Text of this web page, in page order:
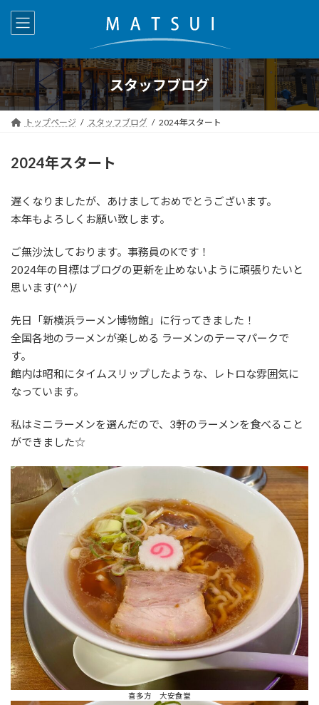
ツ
へ
ス
キ
シ
ョ
ン
に
スタッフブログ
トップページ スタッフブログ 2024年スタート
2024年スタート
遅くなりましたが、あけましておめでとうございます。
本年もよろしくお願い致します。
ご無沙汰しております。事務員のKです！
2024年の目標はブログの更新を止めないように頑張りたいと
思います(^^)/
先日「新横浜ラーメン博物館」に行ってきました！
全国各地のラーメンが楽しめる ラーメンのテーマパークで
す。
館内は昭和にタイムスリップしたような、レトロな雰囲気に
なっています。
私はミニラーメンを選んだので、3軒のラーメンを食べること
ができました☆
喜多方 大安食堂